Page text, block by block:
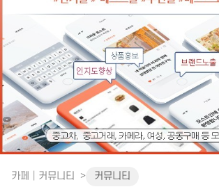
스토어
SNS 체험단
쇼핑라이브│라이브커머스
크라우드펀딩
플레이
구글맵
당근
호텔│
맛집
내비
화장품│
카페│커뮤니티 커뮤니티